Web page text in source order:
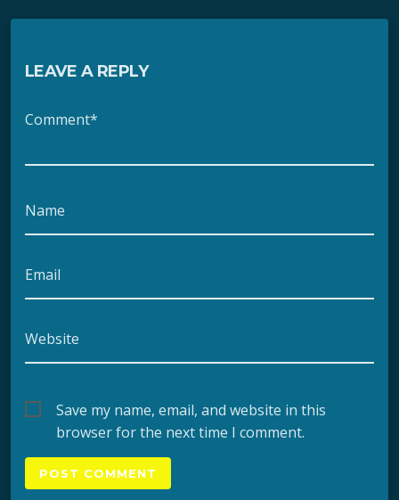
LEAVE A REPLY
Comment*
Name
Email
Website
Save my name, email, and website in this
browser for the next time I comment.